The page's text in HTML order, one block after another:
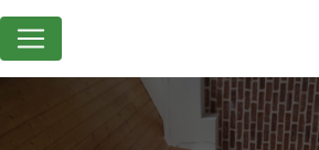
Panneau de gestion des cookies